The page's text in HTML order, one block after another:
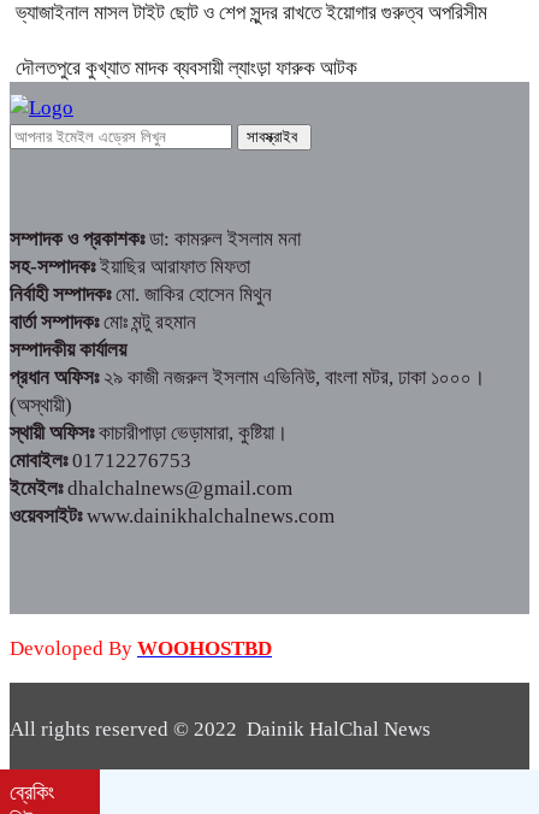
ভ্যাজাইনাল মাসল টাইট ছোট ও শেপ সুন্দর রাখতে ইয়োগার গুরুত্ব অপরিসীম
দৌলতপুরে কুখ্যাত মাদক ব্যবসায়ী ল্যাংড়া ফারুক আটক
সম্পাদক ও প্রকাশকঃডা: কামরুল ইসলাম মনা
সহ-সম্পাদকঃইয়াছির আরাফাত মিফতা
নির্বাহী সম্পাদকঃমো. জাকির হোসেন মিথুন
বার্তা সম্পাদকঃমোঃ মন্টু রহমান
সম্পাদকীয় কার্যালয়
প্রধান অফিসঃ২৯ কাজী নজরুল ইসলাম এভিনিউ, বাংলা মটর, ঢাকা ১০০০।
(অস্থায়ী)
স্থায়ী অফিসঃকাচারীপাড়া ভেড়ামারা, কুষ্টিয়া।
মোবাইলঃ01712276753
ইমেইলঃdhalchalnews@gmail.com
ওয়েবসাইটঃwww.dainikhalchalnews.com
ব্রেকিং
Devoloped By WOOHOSTBD
All rights reserved © 2022 Dainik HalChal News
Design ByWooHostBD